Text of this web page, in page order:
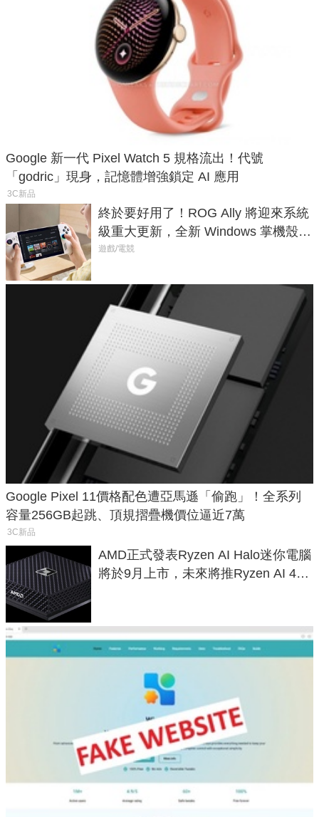
Google 新一代 Pixel Watch 5 規格流出！代號
「godric」現身，記憶體增強鎖定 AI 應用
3C新品
終於要好用了！ROG Ally 將迎來系統
級重大更新，全新 Windows 掌機殼模
式讓操作就像 Xbox 一樣順暢
遊戲/電競
Google Pixel 11價格配色遭亞馬遜「偷跑」！全系列
容量256GB起跳、頂規摺疊機價位逼近7萬
3C新品
AMD正式發表Ryzen AI Halo迷你電腦
將於9月上市，未來將推Ryzen AI 400